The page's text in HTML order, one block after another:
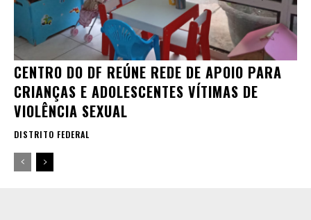
CENTRO DO DF REÚNE REDE DE APOIO PARA
CRIANÇAS E ADOLESCENTES VÍTIMAS DE
VIOLÊNCIA SEXUAL
DISTRITO FEDERAL